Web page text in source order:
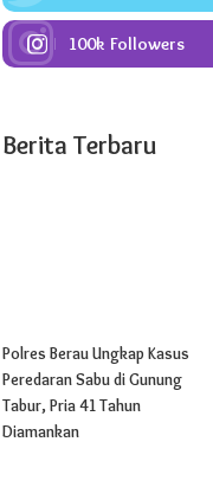
100k Followers
Berita Terbaru
Polres Berau Ungkap Kasus
Peredaran Sabu di Gunung
Tabur, Pria 41 Tahun
Diamankan